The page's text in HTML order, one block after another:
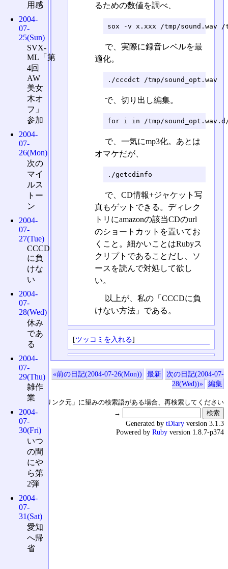
るための数値を調べ、
sox -v x.xxx /tmp/sound.wav /
で、実際に録音レベルを最
適化。
./cccdct /tmp/sound_opt.wav
で、切り出し編集。
for i in /tmp/
で、一気にmp3化。あとは
オマケだが、
./getcdinfo
で、CD情報+ジャケット写
真もゲットできる。ディレク
トリにamazonの該当CDのurl
のショートカットを置いてお
くこと。細かいことはRubyス
クリプトであることだし、ソ
ースを読んで対処して欲し
い。
以上が、私の「CCCDに負
けない方法」である。
[ツッコミを入れる]
«前の日記(2004-07-26(Mon)) 最新
次の日記(2004-07-
28(Wed))»
編集
↑の「本日のリンク元」に望みの検索語がある場合、再検索してください
→
用感
2004-
07-
25(Sun)
SVX-
ML「第
4回
AW
美女
木オ
フ」
参加
2004-
07-
26(Mon)
次の
マイ
ルス
トー
ン
2004-
07-
27(Tue)
CCCD
に負
けな
い
2004-
07-
28(Wed)
休み
であ
る
2004-
07-
29(Thu)
雑作
業
2004-
07-
30(Fri)
いつ
の間
にや
ら第
2弾
2004-
07-
31(Sat)
愛知
へ帰
省
Generated by tDiary version 3.1.3
Powered by Ruby version 1.8.7-p374